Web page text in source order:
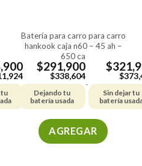
tu
batería para carro para carro
hankook caja n60 – 45 ah –
650 ca
$291,900
$338,604
Dejando tu
batería usada
-
$
$
Sin dejar tu
batería
AGREGAR